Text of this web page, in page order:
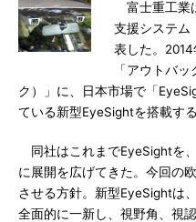
富士重工業
支援システム
表した。
「アウトバ
ク）」に、日本市場で「
ている新型EyeSightを搭載する
同社はこれまでEyeSightを
に展開を広げてきた。今回の
させる方針。新型EyeSightは
全面的に一新し、視野角、視